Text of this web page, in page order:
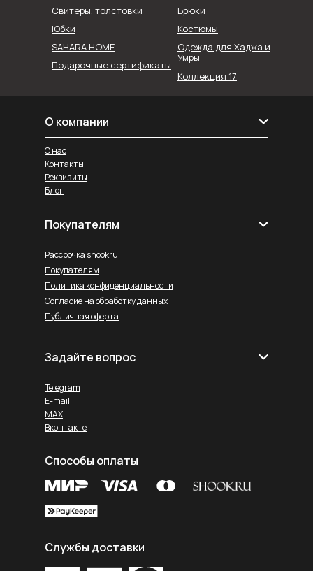
Коллекция 17
Юбки
Брюки
SAHARA HOME
Свитеры, толстовки
Костюмы
Подарочные сертификаты
Одежда для Хаджа и
Умры
О компании
Реквизиты
Блог
О нас
Контакты
Покупателям
Рассрочка shookru
Покупателям
Политика конфиденциальности
Согласие на обработку данных
Публичная оферта
Задайте вопрос
Telegram
E-mail
MAX
Вконтакте
Службы доставки
Способы оплаты